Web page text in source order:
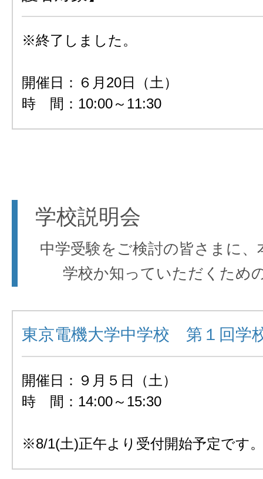
※終了しました。
開催日：６月20日（土）
時 間：10:00～11:30
学校説明会
中学受験をご検討の皆さまに
学校か知っていただくため
東京電機大学中学校 第１回学
開催日：９月５日（土）
時 間：14:00～15:30
※8/1(土)正午より受付開始予定です